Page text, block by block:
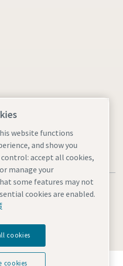
网站地图
备 31010602005937号
国）投资有限公司
如何利用科技变革未来。
website functions
and show you
accept all cookies,
manage your
some features may not
cookies are enabled.
cookies
cookies